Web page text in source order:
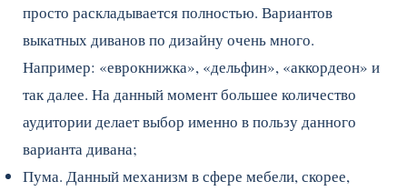
просто раскладывается полностью. Вариантов
выкатных диванов по дизайну очень много.
Например: «еврокнижка», «дельфин», «аккордеон» и
так далее. На данный момент большее количество
аудитории делает выбор именно в пользу данного
варианта дивана;
Пума. Данный механизм в сфере мебели, скорее,